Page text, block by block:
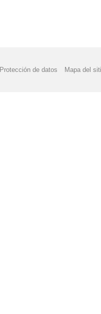
Protección de datos Mapa del